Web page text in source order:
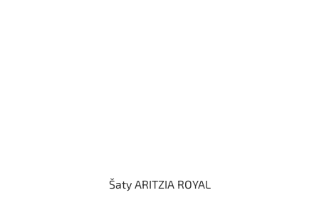
Šaty ARITZIA ROYAL